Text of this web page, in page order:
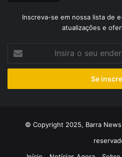
Inscreva-se em nossa lista de
atualizações e
seu
de
© Copyright 2025, Barra